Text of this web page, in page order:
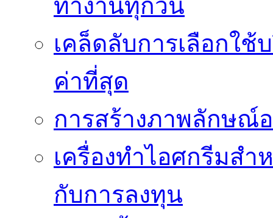
ทำงานทุกวัน
เคล็ดลับการเลือกใช้
ค่าที่สุด
การสร้างภาพลักษณ์
เครื่องทำไอศกรีมสำ
กับการลงทุน